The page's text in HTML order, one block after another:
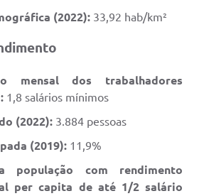
(2022): 33,92 hab/km²
mensal dos trabalhadores
1,8 salários mínimos
(2022): 3.884 pessoas
(2019): 11,9%
população com rendimento
per capita de até 1/2 salário